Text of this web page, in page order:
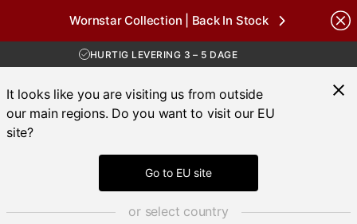
Wornstar Collection | Back In Stock
GRATIS FRAGT VED KØB OVER 700 KR
HURTIG LEVERING 3 – 5 DAGE
GRATIS FRAGT VED KØB OVER 700 KR
It looks like you are visiting us from outside
our main regions. Do you want to visit our EU
site?
Go to EU site
or select country